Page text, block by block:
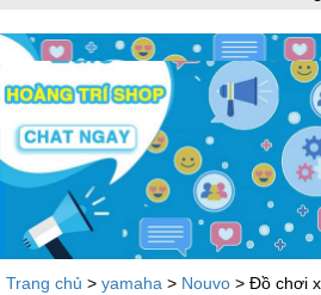
Trang chủ > yamaha > Nouvo > Đồ chơi